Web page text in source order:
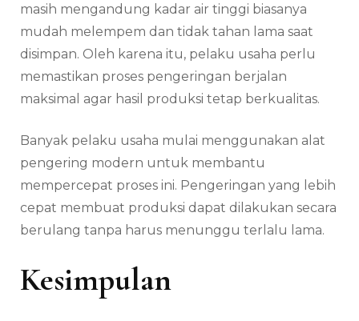
masih mengandung kadar air tinggi biasanya
mudah melempem dan tidak tahan lama saat
disimpan. Oleh karena itu, pelaku usaha perlu
memastikan proses pengeringan berjalan
maksimal agar hasil produksi tetap berkualitas.
Banyak pelaku usaha mulai menggunakan alat
pengering modern untuk membantu
mempercepat proses ini. Pengeringan yang lebih
cepat membuat produksi dapat dilakukan secara
berulang tanpa harus menunggu terlalu lama.
Kesimpulan